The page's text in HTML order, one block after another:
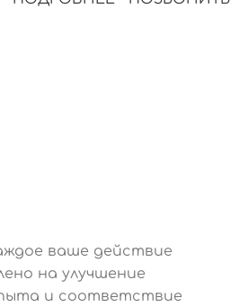
ваше действие
на улучшение
и соответствие